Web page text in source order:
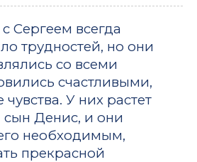
Сергеем всегда
трудностей, но они
со всеми
счастливыми,
У них растет
сын Денис, и они
необходимым,
прекрасной